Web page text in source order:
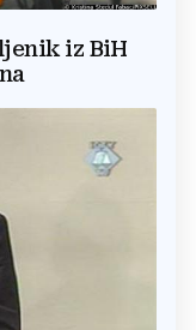
iz BiH